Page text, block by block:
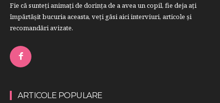
Fie că sunteţi animaţi de dorinţa de a avea un copil, fie deja aţi
împărtăşit bucuria aceasta, veți găsi aici interviuri, articole şi
recomandări avizate.
ARTICOLE POPULARE